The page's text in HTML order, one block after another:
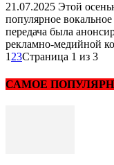
21.07.2025 Этой
популярное
передача была
рекламно-медийной
1 23Страница 1 из 3
САМОЕ